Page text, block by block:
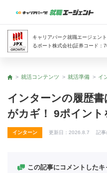
キャリアパーク就職エージェン
るポート株式会社(証券コード：
トップ
就活コンテンツ 就活準備 イ
インターンの履歴
がカギ！ 9ポイント
インターン 更新日： 2026.8.7 記事
この記事にコメントした